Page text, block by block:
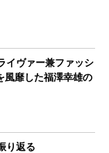
イヴァー兼ファッシ
風靡した福澤幸雄の
り返る